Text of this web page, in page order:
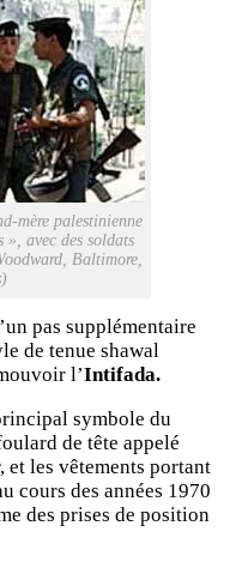
mère palestinienne
», avec des soldats
Baltimore,
pas supplémentaire
de tenue shawal
l’Intifada.
symbole du
de tête appelé
et les vêtements portant
cours des années 1970
des prises de position